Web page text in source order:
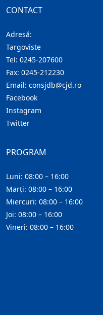
CONTACT
Adresă:
Targoviste
Tel: 0245-207600
Fax: 0245-212230
Email: consjdb@cjd.ro
Facebook
Instagram
Twitter
PROGRAM
Luni: 08:00 – 16:00
Marți: 08:00 – 16:00
Miercuri: 08:00 – 16:00
Joi: 08:00 – 16:00
Vineri: 08:00 – 16:00